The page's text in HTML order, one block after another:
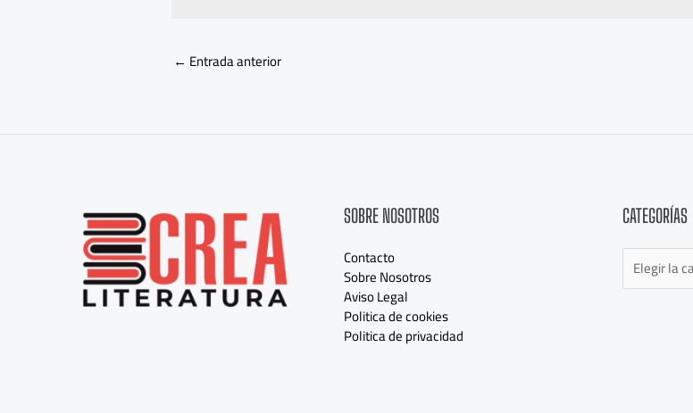
← Entrada anterior
SOBRE NOSOTROS
Contacto
Sobre Nosotros
Aviso Legal
Politica de cookies
Politica de privacidad
CATEGORÍAS
Categorías